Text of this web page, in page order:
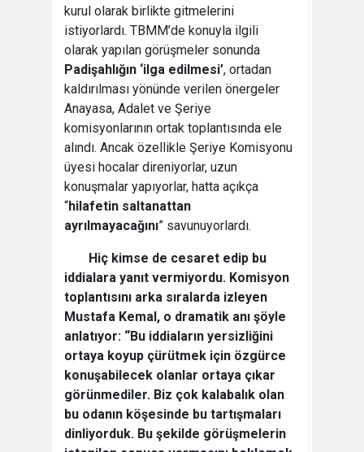
kurul olarak birlikte gitmelerini
istiyorlardı. TBMM’de konuyla ilgili
olarak yapılan görüşmeler sonunda
Padişahlığın ‘ilga edilmesi’, ortadan
kaldırılması yönünde verilen önergeler
Anayasa, Adalet ve Şeriye
komisyonlarının ortak toplantısında ele
alındı. Ancak özellikle Şeriye Komisyonu
üyesi hocalar direniyorlar, uzun
konuşmalar yapıyorlar, hatta açıkça
“hilafetin saltanattan
ayrılmayacağını” savunuyorlardı.
Hiç kimse de cesaret edip bu
iddialara yanıt vermiyordu. Komisyon
toplantısını arka sıralarda izleyen
Mustafa Kemal, o dramatik anı şöyle
anlatıyor: “Bu iddiaların yersizliğini
ortaya koyup çürütmek için özgürce
konuşabilecek olanlar ortaya çıkar
görünmediler. Biz çok kalabalık olan
bu odanın köşesinde bu tartışmaları
dinliyorduk. Bu şekilde görüşmelerin